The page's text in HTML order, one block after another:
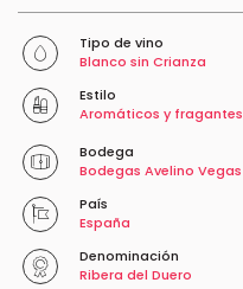
Tipo de vino
Blanco sin Crianza
Estilo
Aromáticos y fragantes
Bodega
Bodegas Avelino Vegas
País
España
Denominación
Ribera del Duero